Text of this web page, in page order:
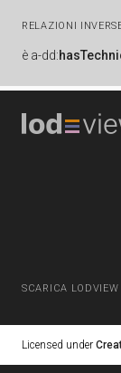
RELAZIONI
è a-dd:
SCARICA
Licensed under